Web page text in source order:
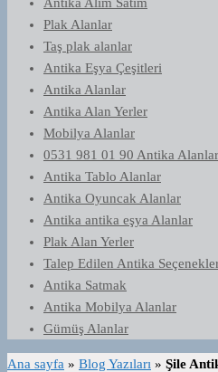
Plak Alanlar
Taş plak alanlar
Antika Eşya Çeşitleri
Antika Alanlar
Antika Alan Yerler
Mobilya Alanlar
0531 981 01 90 Antika Alanlar
Antika Tablo Alanlar
Antika Oyuncak Alanlar
Antika antika eşya Alanlar
Plak Alan Yerler
Talep Edilen Antika
Antika Satmak
Antika Mobilya Alanlar
Gümüş Alanlar
Ana sayfa » Blog Yazıları » Şile